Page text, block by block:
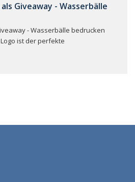
Giveaway - Wasserbälle
- Wasserbälle bedrucken
ist der perfekte